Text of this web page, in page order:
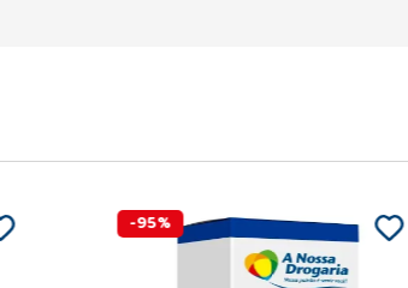
-95%